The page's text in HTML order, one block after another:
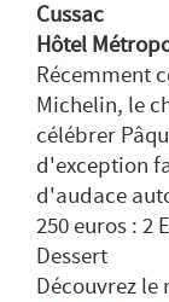
Cussac
Hôtel
Récemment
Michelin, le
célébrer
d'exception
d'audace
250 euros : 2
Dessert
Découvrez le